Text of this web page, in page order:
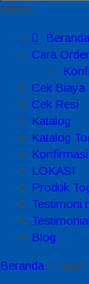
MENU
Beranda
Cara
Cek Biaya
Cek Resi
Katalog
Katalog
Konfirmasi
LOKASI
Produk
Testimoni
Testimonial
Blog
Beranda » Tags